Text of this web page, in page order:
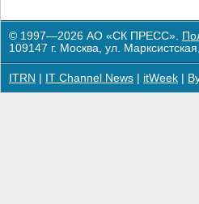
© 1997—2026 АО «СК ПРЕСС».
109147 г. Москва, ул.
ITRN IT Channel News itWeek